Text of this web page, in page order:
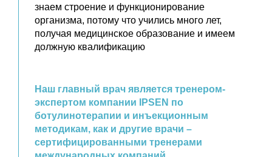
знаем строение и функционирование
организма, потому что учились много лет,
получая медицинское образование и имеем
должную квалификацию
Наш главный врач является тренером-
экспертом компании IPSEN по
ботулинотерапии и инъекционным
методикам, как и другие врачи –
сертифицированными тренерами